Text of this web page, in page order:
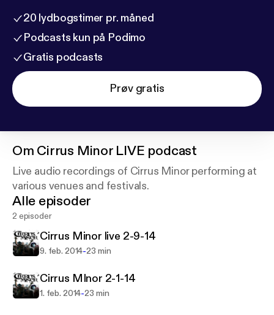
20 lydbogstimer pr. måned
Podcasts kun på Podimo
Gratis podcasts
Prøv gratis
Om Cirrus Minor LIVE podcast
Live audio recordings of Cirrus Minor performing at
various venues and festivals.
Alle episoder
2 episoder
Cirrus Minor live 2-9-14
9. feb. 2014-23 min
Cirrus MInor 2-1-14
1. feb. 2014-23 min